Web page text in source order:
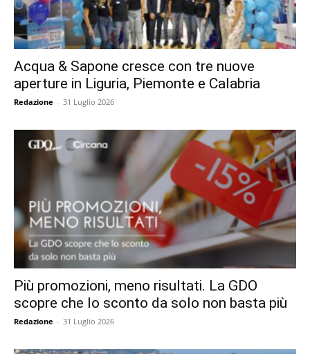
Acqua & Sapone cresce con tre nuove
aperture in Liguria, Piemonte e Calabria
Redazione - 31 Luglio 2026
Più promozioni, meno risultati. La GDO
scopre che lo sconto da solo non basta più
Redazione - 31 Luglio 2026